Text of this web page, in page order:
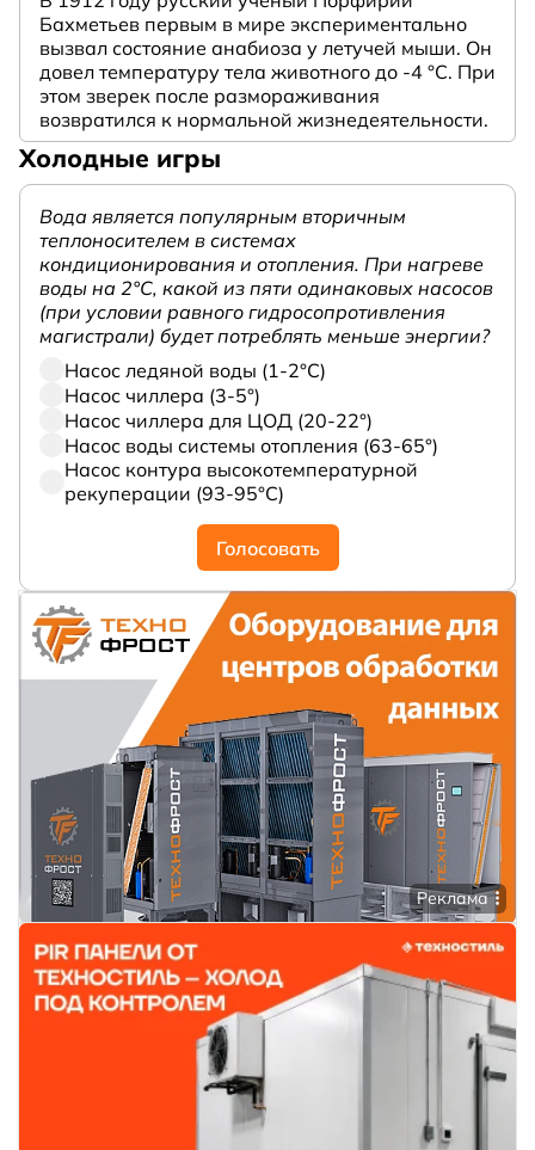
Бахметьев первым в мире экспериментально
вызвал состояние анабиоза у летучей мыши. Он
довел температуру тела животного до -4 °C. При
этом зверек после размораживания
возвратился к нормальной жизнедеятельности.
Холодные игры
Вода является популярным вторичным
теплоносителем в системах
кондиционирования и отопления. При нагреве
воды на 2°С, какой из пяти одинаковых насосов
(при условии равного гидросопротивления
магистрали) будет потреблять меньше энергии?
Насос ледяной воды (1-2°С)
Насос чиллера (3-5°)
Насос чиллера для ЦОД (20-22°)
Насос воды системы отопления (63-65°)
Насос контура высокотемпературной
рекуперации (93-95°С)
Голосовать
Реклама